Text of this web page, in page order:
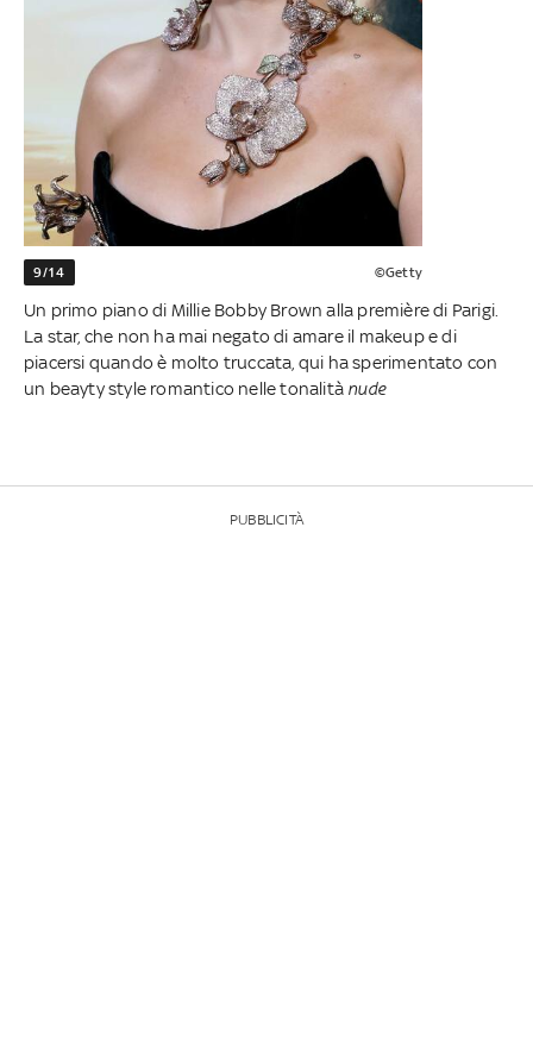
9/14 ©Getty
Un primo piano di Millie Bobby Brown alla première di Parigi.
La star, che non ha mai negato di amare il makeup e di
piacersi quando è molto truccata, qui ha sperimentato con
un beayty style romantico nelle tonalità nude
PUBBLICITÀ